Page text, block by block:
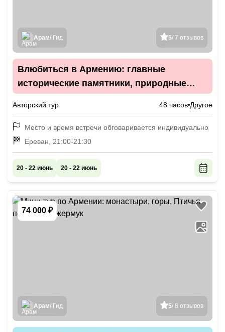
5/ 7 отзывов
Арам/ Гид
Влюбиться в Армению: главные
исторические памятники, природные
Авторский тур 48 часов Другое
Место и время встречи обговаривается индивидуально
Ереван, 21:00-21:30
20 - 22 июнь 20 - 22 июнь
74 000 ₽
5/ 8 отзывов
Арам/ Гид